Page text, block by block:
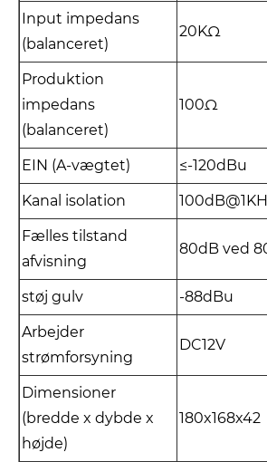
Input impedans
(balanceret)
20KΩ
Produktion
impedans
(balanceret)
100Ω
EIN (A-vægtet) ≤-120dBu
Kanal isolation
Fælles tilstand
afvisning
80dB ved
støj gulv -88dBu
Arbejder
strømforsyning
DC12V
Dimensioner
(bredde x dybde x
højde)
180x168x42